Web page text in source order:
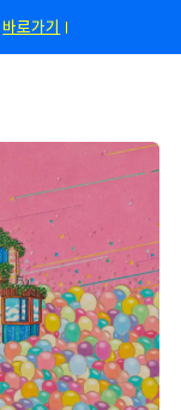
바로가기
폰 받자!